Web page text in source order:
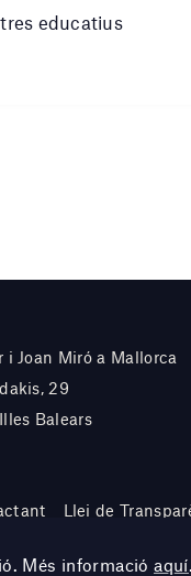
educatius
i Joan Miró a Mallorca
29
Balears
Llei de
Més informacióaquí.